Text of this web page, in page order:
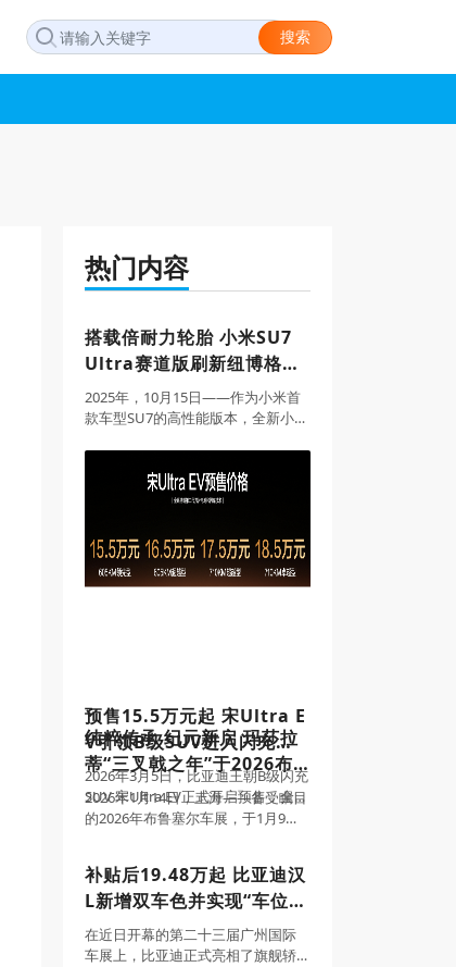
搜索
热门内容
搭载倍耐力轮胎 小米SU7
Ultra赛道版刷新纽博格林
电动车圈速纪录
2025年，10月15日——作为小米首
款车型SU7的高性能版本，全新小米
P Zero与P Zero Trofeo RS轮胎。倍
耐力为小米定制了两款规格的P Ze
预售15.5万元起 宋Ultra E
V引领B级SUV进入闪充时
代
2026年3月5日，比亚迪王朝B级闪充
SUV 宋Ultra EV正式开启预售，全系
搭载比亚迪第二代刀片电池及闪充
订用户还将享受整整
纯粹传承 纪元新启 玛莎拉
蒂“三叉戟之年”于2026布
鲁塞尔车展优雅启幕
2026年1月14日，上海——备受瞩目
的2026年布鲁塞尔车展，于1月9日
雅亮相，以个性风范诠释魅力型
格，成为全场焦点。此次亮相，亦
补贴后19.48万起 比亚迪汉
L新增双车色并实现“车位到
车位”领航辅助
在近日开幕的第二十三届广州国际
车展上，比亚迪正式亮相了旗舰轿